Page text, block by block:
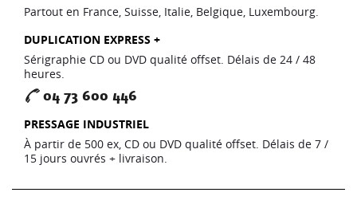
Partout en France, Suisse, Italie, Belgique, Luxembourg.
DUPLICATION EXPRESS +
Sérigraphie CD ou DVD qualité offset. Délais de 24 / 48
heures.
04 73 600 446
PRESSAGE INDUSTRIEL
À partir de 500 ex, CD ou DVD qualité offset. Délais de 7 /
15 jours ouvrés + livraison.